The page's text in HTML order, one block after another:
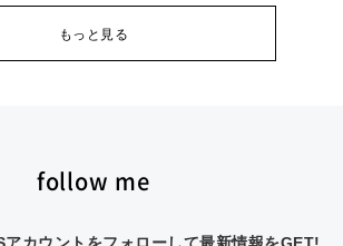
もっと見る
follow me